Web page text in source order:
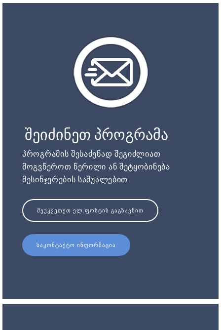
შეიძინეთ პროგრამა
პროგრამის შესაძენად შეგიძლიათ
მოგვწეროთ წერილი ან შეტყობინება
მესინჯერების საშუალებით
ᲨᲔᲣᲙᲕᲔᲗᲔᲗ ᲔᲚ.ᲤᲝᲡᲢᲘᲡ ᲒᲐᲒᲖᲐᲕᲜᲘᲗ
ᲡᲐᲙᲝᲜᲢᲐᲥᲢᲝ ᲘᲜᲤᲝᲠᲛᲐᲪᲘᲐ